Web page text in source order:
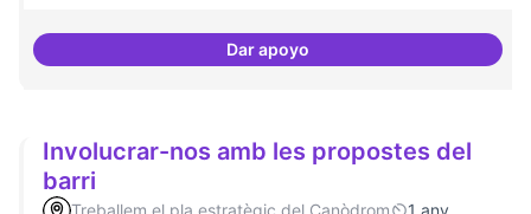
Dar apoyoHardware lliure
Involucrar-nos amb les propostes del
barri
Treballem el pla estratègic del Canòdrom
1 any